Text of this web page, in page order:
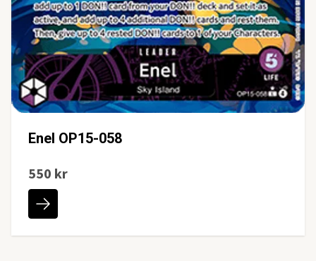
Enel OP15-058
550 kr